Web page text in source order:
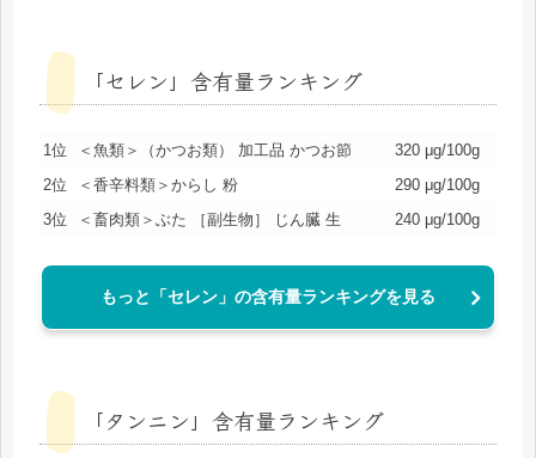
「セレン」含有量ランキング
1位 ＜魚類＞（かつお類） 加工品 かつお節
320 μg/100g
2位
＜香辛料類＞からし 粉
290 μg/100g
3位
＜畜肉類＞ぶた ［副生物］ じん臓 生 240 μg/100g
もっと「セレン」の含有量ランキングを見る
「タンニン」含有量ランキング